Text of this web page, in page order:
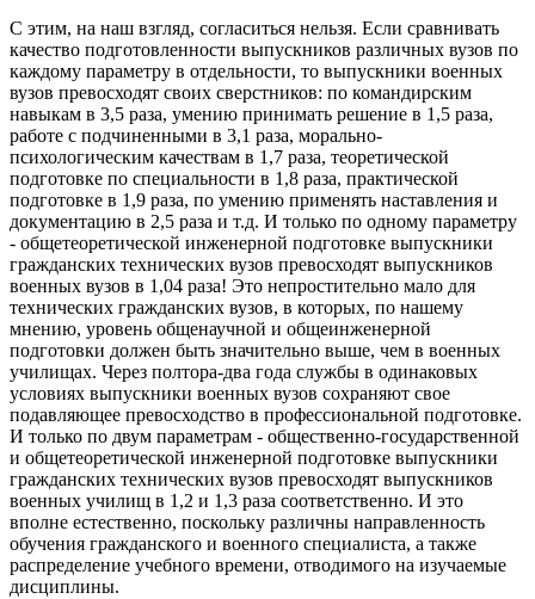
С этим, на наш взгляд, согласиться нельзя. Если сравнивать
качество подготовленности выпускников различных вузов по
каждому параметру в отдельности, то выпускники военных
вузов превосходят своих сверстников: по командирским
навыкам в 3,5 раза, умению принимать решение в 1,5 раза,
работе с подчиненными в 3,1 раза, морально-
психологическим качествам в 1,7 раза, теоретической
подготовке по специальности в 1,8 раза, практической
подготовке в 1,9 раза, по умению применять наставления и
документацию в 2,5 раза и т.д. И только по одному параметру
- общетеоретической инженерной подготовке выпускники
гражданских технических вузов превосходят выпускников
военных вузов в 1,04 раза! Это непростительно мало для
технических гражданских вузов, в которых, по нашему
мнению, уровень общенаучной и общеинженерной
подготовки должен быть значительно выше, чем в военных
училищах. Через полтора-два года службы в одинаковых
условиях выпускники военных вузов сохраняют свое
подавляющее превосходство в профессиональной подготовке.
И только по двум параметрам - общественно-государственной
и общетеоретической инженерной подготовке выпускники
гражданских технических вузов превосходят выпускников
военных училищ в 1,2 и 1,3 раза соответственно. И это
вполне естественно, поскольку различны направленность
обучения гражданского и военного специалиста, а также
распределение учебного времени, отводимого на изучаемые
дисциплины.